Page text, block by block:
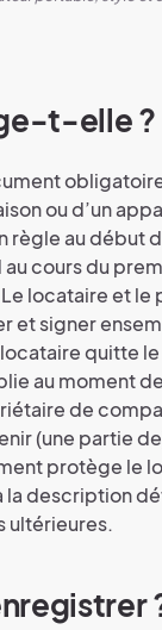
t-elle ?
ou d’un
règle au début
cours du
locataire et le
et signer
quitte
au moment
de
(une partie
protège le
la description
ultérieures.